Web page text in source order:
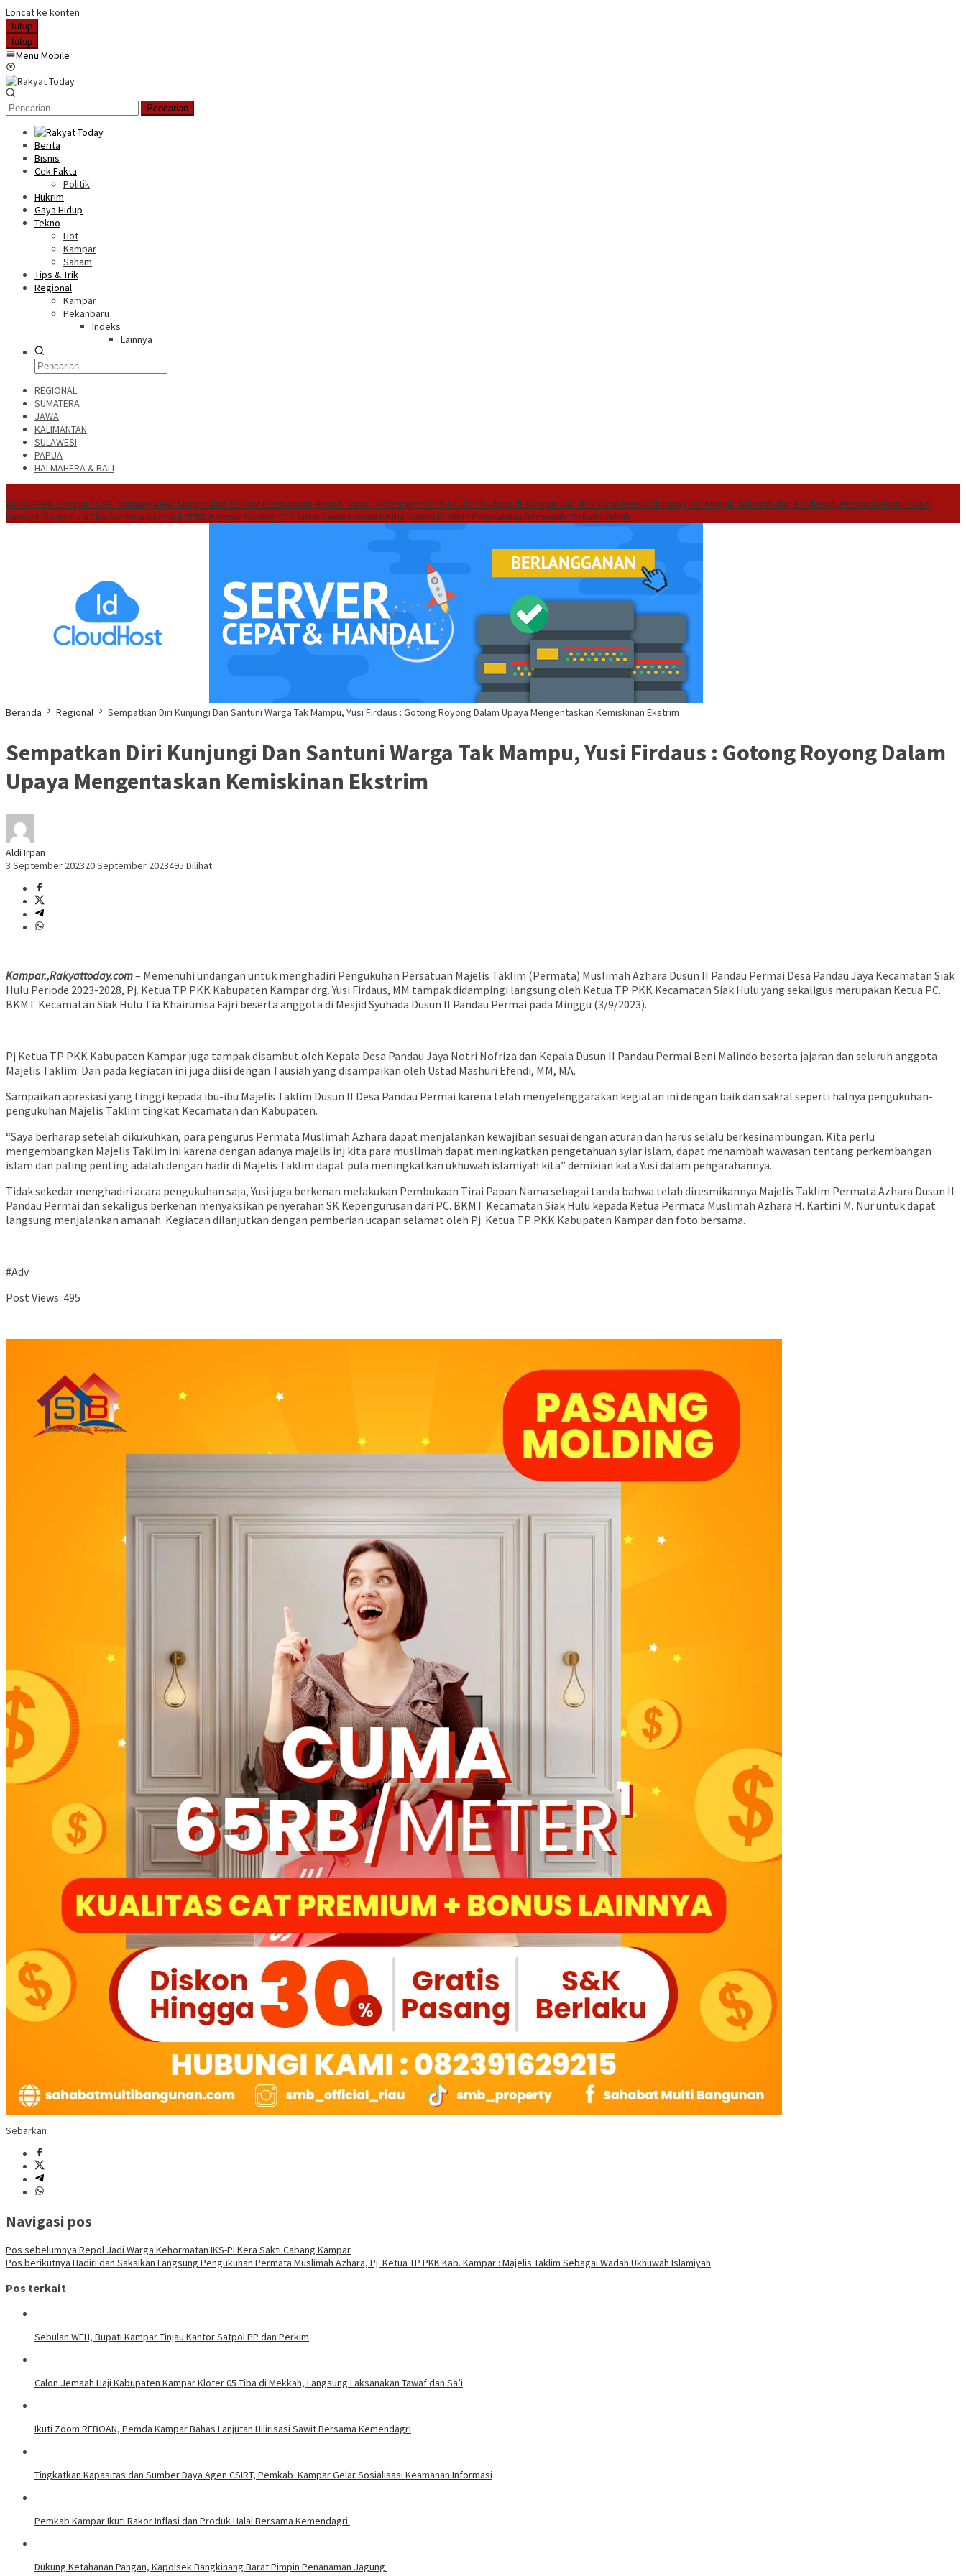
Loncat ke konten
tutup
tutup
Menu Mobile
Pencarian
Berita
Bisnis
Cek Fakta
Politik
Hukrim
Gaya Hidup
Tekno
Hot
Kampar
Saham
Tips & Trik
Regional
Kampar
Pekanbaru
Indeks
Lainnya
REGIONAL
SUMATERA
JAWA
KALIMANTAN
SULAWESI
PAPUA
HALMAHERA & BALI
Waka DPRD Kampar : CSR Utamanya Hak Masyarakat Sekitar Perusahaan Hendri Domo : Keberagaman Suku dan Budaya di Kampar Jadi Kekuatan Persaudaraan Olah Minyak Jelantah dari Biodiesel, Prestasi Siswa MAN 5
Kampar Diapresiasi Eko Sutrisno Komisi II DPRD Kampar Dorong SEB Antar Kementerian Ketua Komisi IV Minta Perusahaan Berbenah Terkait Limbah
Beranda Regional Sempatkan Diri Kunjungi Dan Santuni Warga Tak Mampu, Yusi Firdaus : Gotong Royong Dalam Upaya Mengentaskan Kemiskinan Ekstrim
Sempatkan Diri Kunjungi Dan Santuni Warga Tak Mampu, Yusi Firdaus : Gotong Royong Dalam
Upaya Mengentaskan Kemiskinan Ekstrim
Aldi Irpan
3 September 202320 September 2023495 Dilihat
Kampar.,Rakyattoday.com– Memenuhi undangan untuk menghadiri Pengukuhan Persatuan Majelis Taklim (Permata) Muslimah Azhara Dusun II Pandau Permai Desa Pandau Jaya Kecamatan Siak
Hulu Periode 2023-2028, Pj. Ketua TP PKK Kabupaten Kampar drg. Yusi Firdaus, MM tampak didampingi langsung oleh Ketua TP PKK Kecamatan Siak Hulu yang sekaligus merupakan Ketua PC.
BKMT Kecamatan Siak Hulu Tia Khairunisa Fajri beserta anggota di Mesjid Syuhada Dusun II Pandau Permai pada Minggu (3/9/2023).
Pj Ketua TP PKK Kabupaten Kampar juga tampak disambut oleh Kepala Desa Pandau Jaya Notri Nofriza dan Kepala Dusun II Pandau Permai Beni Malindo beserta jajaran dan seluruh anggota
Majelis Taklim. Dan pada kegiatan ini juga diisi dengan Tausiah yang disampaikan oleh Ustad Mashuri Efendi, MM, MA.
Sampaikan apresiasi yang tinggi kepada ibu-ibu Majelis Taklim Dusun II Desa Pandau Permai karena telah menyelenggarakan kegiatan ini dengan baik dan sakral seperti halnya pengukuhan-
pengukuhan Majelis Taklim tingkat Kecamatan dan Kabupaten.
“Saya berharap setelah dikukuhkan, para pengurus Permata Muslimah Azhara dapat menjalankan kewajiban sesuai dengan aturan dan harus selalu berkesinambungan. Kita perlu
mengembangkan Majelis Taklim ini karena dengan adanya majelis inj kita para muslimah dapat meningkatkan pengetahuan syiar islam, dapat menambah wawasan tentang perkembangan
islam dan paling penting adalah dengan hadir di Majelis Taklim dapat pula meningkatkan ukhuwah islamiyah kita” demikian kata Yusi dalam pengarahannya.
Tidak sekedar menghadiri acara pengukuhan saja, Yusi juga berkenan melakukan Pembukaan Tirai Papan Nama sebagai tanda bahwa telah diresmikannya Majelis Taklim Permata Azhara Dusun II
Pandau Permai dan sekaligus berkenan menyaksikan penyerahan SK Kepengurusan dari PC. BKMT Kecamatan Siak Hulu kepada Ketua Permata Muslimah Azhara H. Kartini M. Nur untuk dapat
langsung menjalankan amanah. Kegiatan dilanjutkan dengan pemberian ucapan selamat oleh Pj. Ketua TP PKK Kabupaten Kampar dan foto bersama.
#Adv
Post Views: 495
Sebarkan
Navigasi pos
Pos sebelumnya Repol Jadi Warga Kehormatan IKS-PI Kera Sakti Cabang Kampar
Pos berikutnya Hadiri dan Saksikan Langsung Pengukuhan Permata Muslimah Azhara, Pj. Ketua TP PKK Kab. Kampar : Majelis Taklim Sebagai Wadah Ukhuwah Islamiyah
Pos terkait
Sebulan WFH, Bupati Kampar Tinjau Kantor Satpol PP dan Perkim
Calon Jemaah Haji Kabupaten Kampar Kloter 05 Tiba di Mekkah, Langsung Laksanakan Tawaf dan Sa’i
Ikuti Zoom REBOAN, Pemda Kampar Bahas Lanjutan Hilirisasi Sawit Bersama Kemendagri
Tingkatkan Kapasitas dan Sumber Daya Agen CSIRT, Pemkab Kampar Gelar Sosialisasi Keamanan Informasi
Pemkab Kampar Ikuti Rakor Inflasi dan Produk Halal Bersama Kemendagri
Dukung Ketahanan Pangan, Kapolsek Bangkinang Barat Pimpin Penanaman Jagung